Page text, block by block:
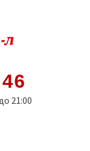
21:00